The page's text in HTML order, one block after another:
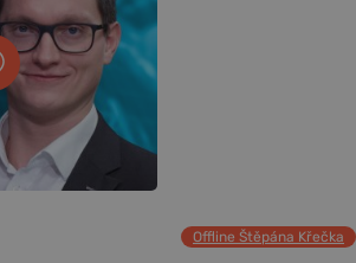
Offline Štěpána Křečka